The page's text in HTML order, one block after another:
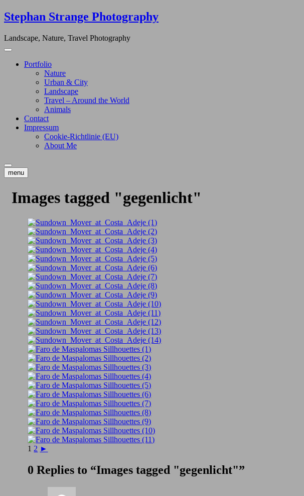
Skip
to
Stephan Strange Photography
Landscape, Nature, Travel Photography
Portfolio
Nature
Urban & City
Landscape
Travel – Around the World
Animals
Contact
Impressum
Cookie-Richtlinie (EU)
About Me
menu
Images tagged "gegenlicht"
1 2 ►
0 Replies to “Images tagged "gegenlicht"”